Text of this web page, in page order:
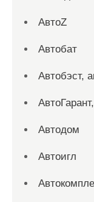
АвтоZ
Автобат
Автобэст,
Автодом
Автоигл